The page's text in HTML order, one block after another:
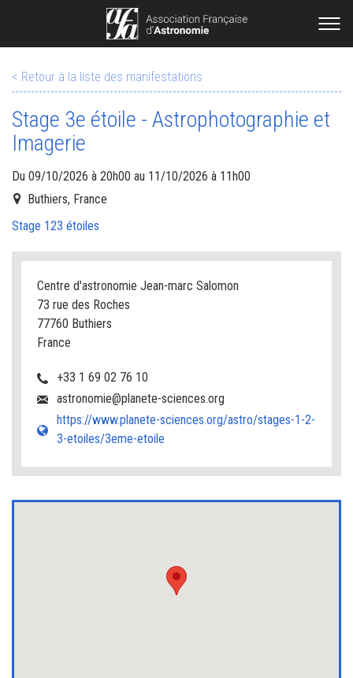
< Retour à la liste des manifestations
Stage 3e étoile - Astrophotographie et
Imagerie
Du 09/10/2026 à 20h00 au 11/10/2026 à 11h00
Buthiers, France
Stage 123 étoiles
Centre d'astronomie Jean-marc Salomon
73 rue des Roches
77760 Buthiers
France
+33 1 69 02 76 10
astronomie@planete-sciences.org
https://www.planete-sciences.org/astro/stages-1-2-
3-etoiles/3eme-etoile